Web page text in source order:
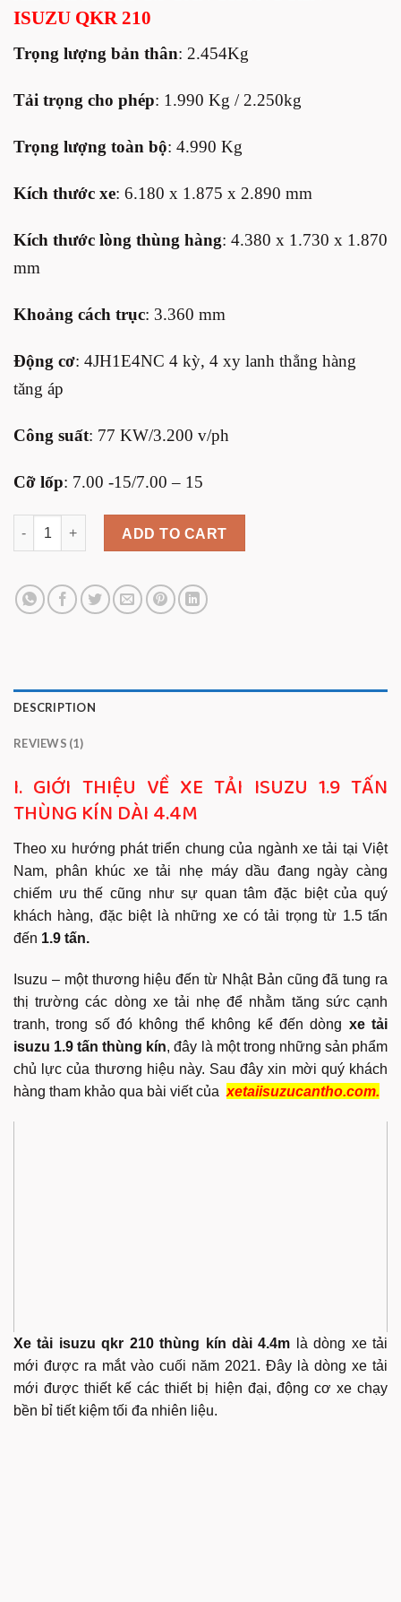
ISUZU QKR 210
Trọng lượng bản thân: 2.454Kg
Tải trọng cho phép: 1.990 Kg / 2.250kg
Trọng lượng toàn bộ: 4.990 Kg
Kích thước xe: 6.180 x 1.875 x 2.890 mm
Kích thước lòng thùng hàng: 4.380 x 1.730 x 1.870
mm
Khoảng cách trục: 3.360 mm
Động cơ: 4JH1E4NC 4 kỳ, 4 xy lanh thẳng hàng
tăng áp
Công suất: 77 KW/3.200 v/ph
Cỡ lốp: 7.00 -15/7.00 – 15
XE TẢI ISUZU 1.9 TẤN THÙNG KÍN - ISUZU QKR 210 ĐẦU
ADD TO CART
DESCRIPTION
REVIEWS (1)
I. GIỚI THIỆU VỀ XE TẢI ISUZU 1.9 TẤN
THÙNG KÍN DÀI 4.4M
Theo xu hướng phát triển chung của ngành xe tải tại Việt
Nam, phân khúc xe tải nhẹ máy dầu đang ngày càng
chiếm ưu thế cũng như sự quan tâm đặc biệt của quý
khách hàng, đặc biệt là những xe có tải trọng từ 1.5 tấn
đến 1.9 tấn.
Isuzu – một thương hiệu đến từ Nhật Bản cũng đã tung ra
thị trường các dòng xe tải nhẹ để nhằm tăng sức cạnh
tranh, trong số đó không thể không kể đến dòng xe tải
isuzu 1.9 tấn thùng kín, đây là một trong những sản phẩm
chủ lực của thương hiệu này. Sau đây xin mời quý khách
hàng tham khảo qua bài viết của xetaiisuzucantho.com.
Xe tải isuzu qkr 210 thùng kín dài 4.4m là dòng xe tải
mới được ra mắt vào cuối năm 2021. Đây là dòng xe tải
mới được thiết kế các thiết bị hiện đại, động cơ xe chạy
bền bỉ tiết kiệm tối đa nhiên liệu.